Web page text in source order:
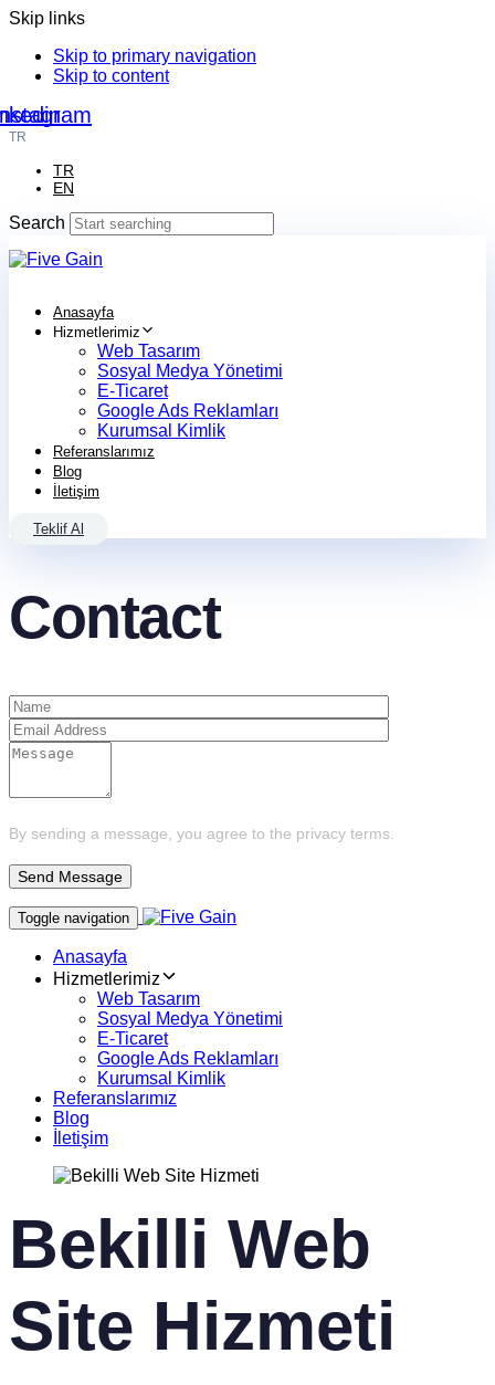
Skip links
Skip to primary navigation
Skip to content
TR
TR
EN
Search
Anasayfa
Hizmetlerimiz
Web Tasarım
Sosyal Medya Yönetimi
E-Ticaret
Google Ads Reklamları
Kurumsal Kimlik
Referanslarımız
Blog
İletişim
Teklif Al
Contact
By sending a message, you agree to the privacy terms.
Toggle navigation
Anasayfa
Hizmetlerimiz
Web Tasarım
Sosyal Medya Yönetimi
E-Ticaret
Google Ads Reklamları
Kurumsal Kimlik
Referanslarımız
Blog
İletişim
Bekilli Web
Site Hizmeti